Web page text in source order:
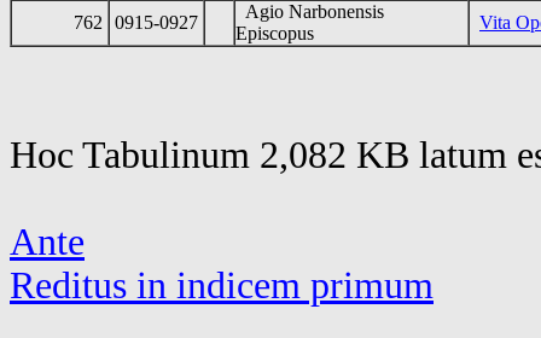
762 0915-0927
Agio Narbonensis
Episcopus
Vita
Hoc Tabulinum 2,082 KB latum
Ante
Reditus in indicem primum